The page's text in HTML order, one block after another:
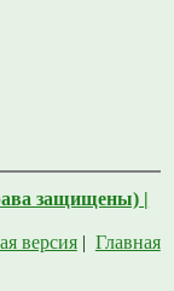
защищены) |
версия| Главная